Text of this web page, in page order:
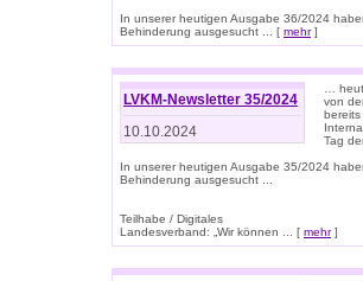
In unserer heutigen Ausgabe 36/2024
Behinderung ausgesucht ... [ mehr]
LVKM-Newsletter 35/2024
10.10.2024
…
von
bereits
Tag
In unserer heutigen Ausgabe 35/2024
Behinderung ausgesucht ...
Teilhabe / Digitales
Landesverband: „Wir können ... [ mehr]